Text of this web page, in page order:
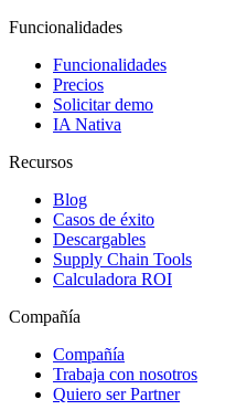
Funcionalidades
Funcionalidades
Precios
Solicitar demo
IA Nativa
Recursos
Blog
Casos de éxito
Descargables
Supply Chain Tools
Calculadora ROI
Compañía
Compañía
Trabaja con nosotros
Quiero ser Partner